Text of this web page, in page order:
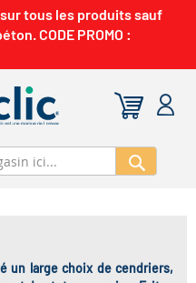
tous les produits sauf
CODE PROMO :
un large choix de cendriers,